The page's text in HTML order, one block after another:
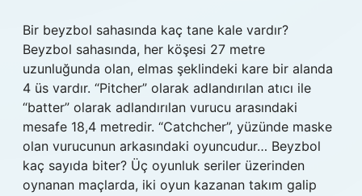
Bir beyzbol sahasında kaç tane kale vardır?
Beyzbol sahasında, her köşesi 27 metre
uzunluğunda olan, elmas şeklindeki kare bir alanda
4 üs vardır. “Pitcher” olarak adlandırılan atıcı ile
“batter” olarak adlandırılan vurucu arasındaki
mesafe 18,4 metredir. “Catchcher”, yüzünde maske
olan vurucunun arkasındaki oyuncudur… Beyzbol
kaç sayıda biter? Üç oyunluk seriler üzerinden
oynanan maçlarda, iki oyun kazanan takım galip